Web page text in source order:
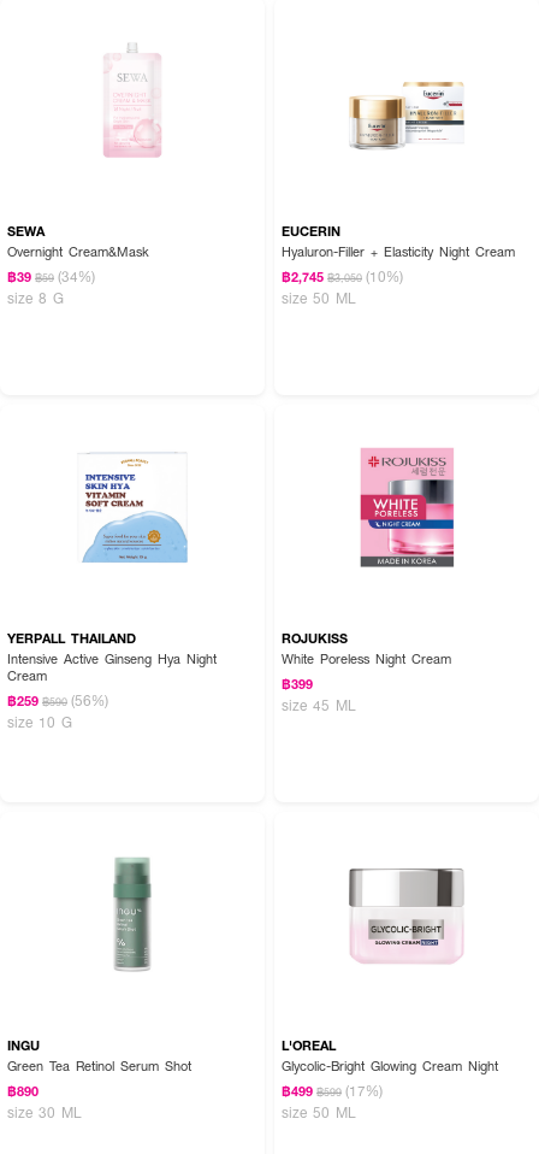
ความถี่ขึ้นเป็น ทุกกลางวันและกลางคืนถ้าสามารถทนได้
เกลี่ยให้ทั่วบนใบหน้าและลำคอที่สะอาด หลีกเลี่ยงการทาผลิตภัณฑ์เรตินอลหลายชั้น
ทับกัน ให้ใช้ร่วมกับ
ผลิตภัณฑ์ป้องกันรังสียูวีในช่วงกลางวัน
SEWA
Overnight Cream&Mask
฿39 ฿59 (34%)
size 8 G
EUCERIN
Hyaluron-Filler + Elasticity Night Cream
฿2,745 ฿3,050 (10%)
size 50 ML
YERPALL THAILAND
Intensive Active Ginseng Hya Night
Cream
฿259 ฿590 (56%)
size 10 G
ROJUKISS
White Poreless Night Cream
฿399
size 45 ML
INGU
Green Tea Retinol Serum Shot
฿890
size 30 ML
L'OREAL
Glycolic-Bright Glowing Cream Night
฿499 ฿599 (17%)
size 50 ML